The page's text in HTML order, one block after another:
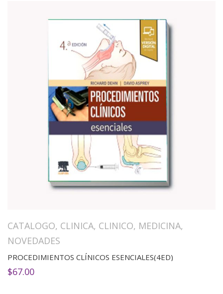
CATALOGO, CLINICA, CLINICO, MEDICINA,
NOVEDADES
PROCEDIMIENTOS CLÍNICOS ESENCIALES(4ED)
$67.00